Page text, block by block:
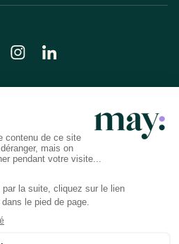
CARE 2026
de confidentialité
d’utilisation
du site